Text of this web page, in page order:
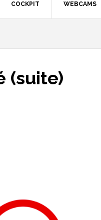
COCKPIT WEBCAMS
(suite)